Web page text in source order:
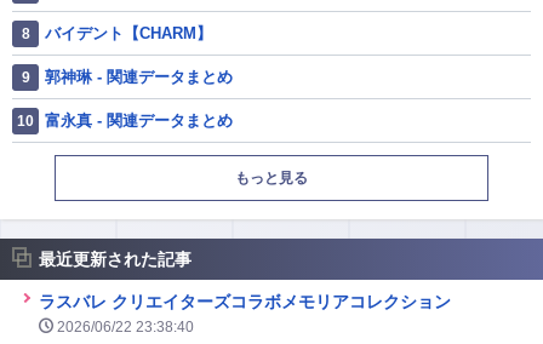
バイデント【CHARM】
郭神琳 - 関連データまとめ
富永真 - 関連データまとめ
もっと見る
最近更新された記事
ラスバレ クリエイターズコラボメモリアコレクション
2026/06/22 23:38:40